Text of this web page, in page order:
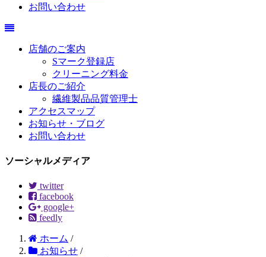
お問い合わせ
店舗のご案内
Sマーク登録店
クリーニング料金
店長のご紹介
繊維製品品質管理士
アクセスマップ
お知らせ・ブログ
お問い合わせ
ソーシャルメディア
twitter
facebook
google+
feedly
ホーム /
お知らせ /